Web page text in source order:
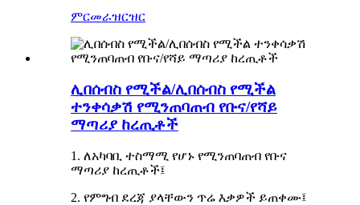
ምርመራዝርዝር
ሊበሰብስ የሚችል/ሊበሰብስ የሚችል
ተንቀሳቃሽ የሚንጠባጠብ የቡና/የሻይ
ማጣሪያ ከረጢቶች
1. ለአካባቢ ተስማሚ የሆኑ የሚንጠባጠብ የቡና
ማጣሪያ ከረጢቶች፤
2. የምግብ ደረጃ ያላቸውን ጥሬ እቃዎች ይጠቀሙ፤